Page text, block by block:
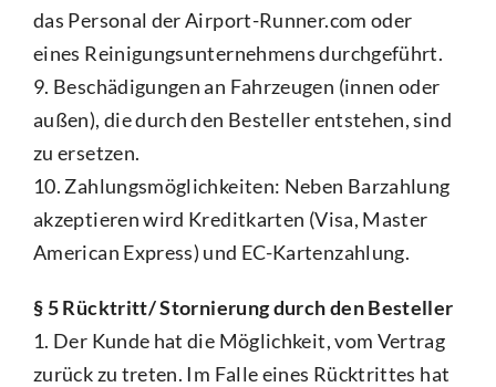
das Personal der Airport-Runner.com oder
eines Reinigungsunternehmens durchgeführt.
9. Beschädigungen an Fahrzeugen (innen oder
außen), die durch den Besteller entstehen, sind
zu ersetzen.
10. Zahlungsmöglichkeiten: Neben Barzahlung
akzeptieren wird Kreditkarten (Visa, Master
American Express) und EC-Kartenzahlung.
§ 5 Rücktritt/ Stornierung durch den Besteller
1. Der Kunde hat die Möglichkeit, vom Vertrag
zurück zu treten. Im Falle eines Rücktrittes hat